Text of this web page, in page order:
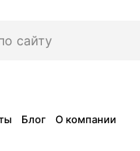
Блог О компании